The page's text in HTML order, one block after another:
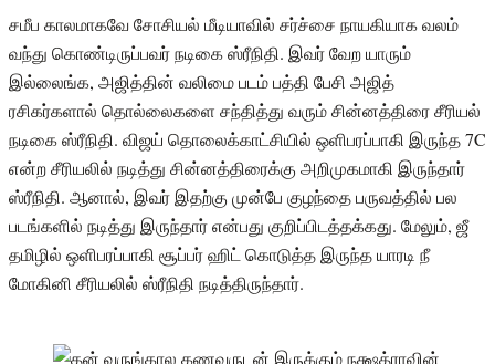
சமீப காலமாகவே சோசியல் மீடியாவில் சர்ச்சை நாயகியாக வலம்
வந்து கொண்டிருப்பவர் நடிகை ஸ்ரீநிதி. இவர் வேற யாரும்
இல்லைங்க, அஜித்தின் வலிமை படம் பத்தி பேசி அஜித்
ரசிகர்களால் தொல்லைகளை சந்தித்து வரும் சின்னத்திரை சீரியல்
நடிகை ஸ்ரீநிதி. விஜய் தொலைக்காட்சியில் ஒளிபரப்பாகி இருந்த 7C
என்ற சீரியலில் நடித்து சின்னத்திரைக்கு அறிமுகமாகி இருந்தார்
ஸ்ரீநிதி. ஆனால், இவர் இதற்கு முன்பே குழந்தை பருவத்தில் பல
படங்களில் நடித்து இருந்தார் என்பது குறிப்பிடத்தக்கது. மேலும், ஜீ
தமிழில் ஒளிபரப்பாகி சூப்பர் ஹிட் கொடுத்த இருந்த யாரடி நீ
மோகினி சீரியலில் ஸ்ரீநிதி நடித்திருந்தார்.